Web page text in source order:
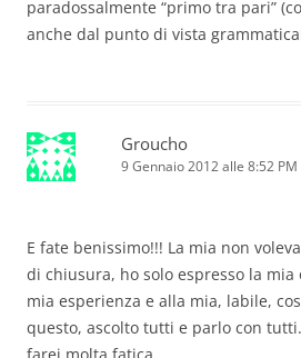
paradossalmente “primo tra pari”
anche dal punto di vista
Groucho
9 Gennaio 2012 alle 8:52 PM
E fate benissimo!!! La mia non
di chiusura, ho solo espresso la
mia esperienza e alla mia, labile,
questo, ascolto tutti e parlo con